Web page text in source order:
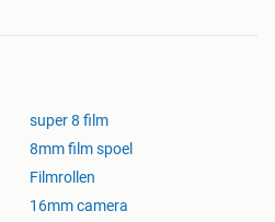
super 8 film
8mm film spoel
Filmrollen
16mm camera